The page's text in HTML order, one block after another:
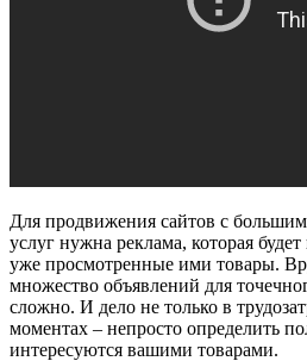
Для продвижения сайтов с
услуг нужна реклама, которая
уже просмотренные ими товары.
множество объявлений для
сложно. И дело не только в
моментах – непросто определить
интересуются вашими товарами.